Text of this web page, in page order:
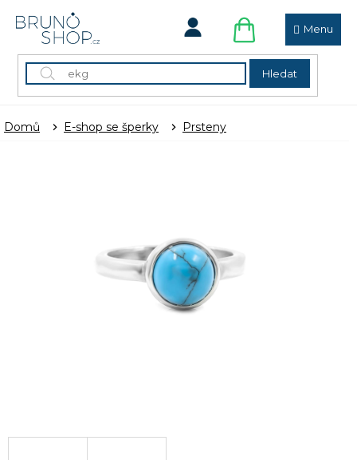
Hledat
NÁKUPNÍ
KOŠÍK
Domů E-shop se šperky Prsteny